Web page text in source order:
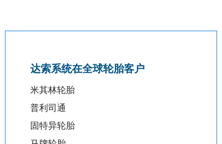
达索系统在全球轮胎客户
米其林轮胎
普利司通
固特异轮胎